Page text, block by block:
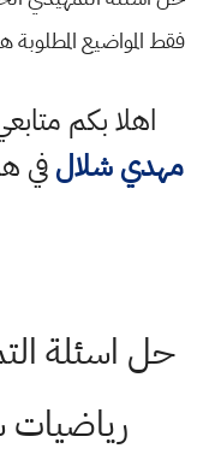
فقط المواضيع المطلوبة هذا العام 2021
اهلا بكم
مهدي شلالفي